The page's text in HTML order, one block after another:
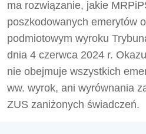
ma rozwiązanie, jakie
poszkodowanych emerytów
podmiotowym wyroku
dnia 4 czerwca 2024 r.
nie obejmuje wszystkich
ww. wyrok, ani wyrównania
ZUS zaniżonych świadczeń.